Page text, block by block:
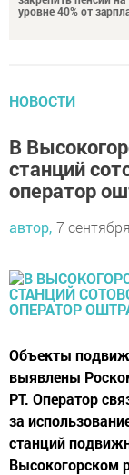
уровне 40% от
НОВОСТИ
В
станций
оператор
автор, 7
Объекты
выявлены
РТ. Оператор
за
станций
Высокогорском